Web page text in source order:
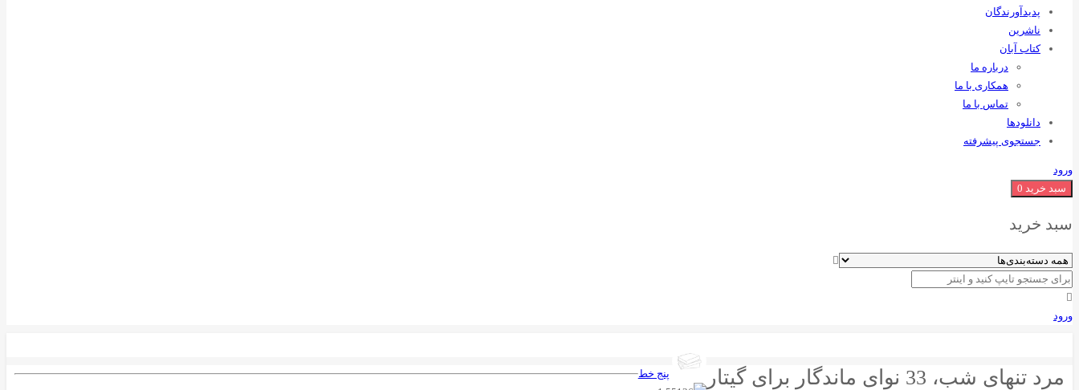
پدیدآورندگان
ناشرین
کتاب آبان
درباره ما
همکاری با ما
تماس با ما
دانلودها
جستجوی پیشرفته
ورود
سبد خرید 0
سبد خرید
ورود
مرد تنهای شب، 33 نوای ماندگار برای گیتار پنج خط